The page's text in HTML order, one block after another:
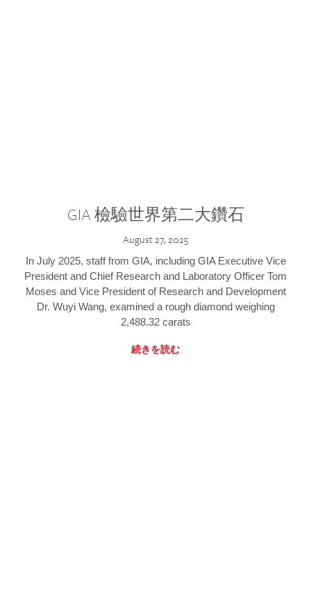
GIA 檢驗世界第二大鑽石
August 27, 2025
In July 2025, staff from GIA, including GIA Executive Vice
President and Chief Research and Laboratory Officer Tom
Moses and Vice President of Research and Development
Dr. Wuyi Wang, examined a rough diamond weighing
2,488.32 carats
続きを読む